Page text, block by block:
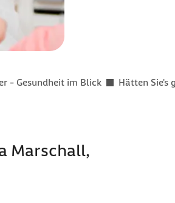
- Gesundheit im Blick Hätten Sie's
Marschall,